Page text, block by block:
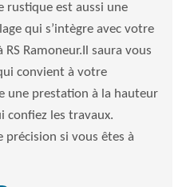
rustique est aussi une
qui s’intègre avec votre
Ramoneur.Il saura vous
convient à votre
une prestation à la hauteur
confiez les travaux.
précision si vous êtes à